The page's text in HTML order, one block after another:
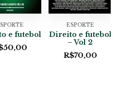
e futebol
50,00
ESPORTE
Direito e futebol
– Vol 2
R$70,00